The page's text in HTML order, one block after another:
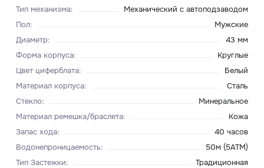
Тип механизма:
Механический с автоподзаводом
Пол:
Мужские
Диаметр:
43 мм
Форма корпуса:
Круглые
Цвет циферблата:
Белый
Материал корпуса:
Сталь
Стекло:
Минеральное
Материал ремешка/браслета:
Кожа
Запас хода:
40 часов
Водонепроницаемость:
50м (5ATM)
Тип Застежки:
Традиционная